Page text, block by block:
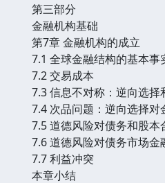
第三部分
金融机构基础
第7章 金融机构的成立
7.1 全球金融结构的基本事
7.2 交易成本
7.3 信息不对称：逆向选择
7.4 次品问题：逆向选择对
7.5 道德风险对债务和股本
7.6 道德风险对债务市场金
7.7 利益冲突
本章小结